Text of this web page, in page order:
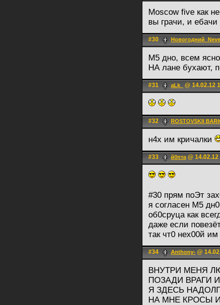
Moscow five как
вы грачи, и ебачи
#30
М5 дно, всем
НА лане бухают,
#31 aLk_ @ 14.02.12
#32 ROSTOVSKII
н4х им кричалки
#33 й0пта@ 14.02.12
#30 прям поЭт
я согласен М5
об0сруца как
даже если
так чт0 нех00й
#34 Anthony- @
ВНУТРИ МЕНЯ
ПОЗАДИ ВРАГИ
Я ЗДЕСЬ
НА МНЕ КРОСЫ